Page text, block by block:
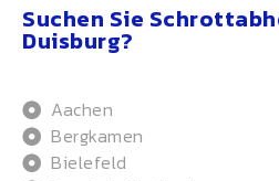
Suchen Sie
Duisburg?
Aachen
Bergkamen
Bielefeld